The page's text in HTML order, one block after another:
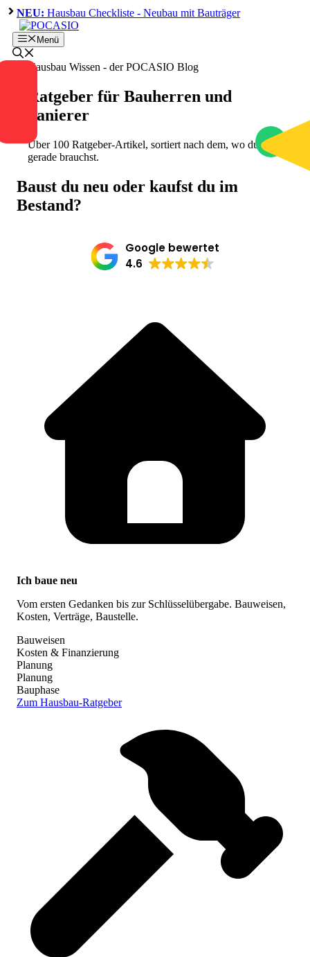
Zum
Inhalt
springen
NEU: Hausbau Checkliste - Neubau mit Bauträger
Menü
Ratgeber für Bauherren und
Sanierer
Über 100 Ratgeber-Artikel, sortiert nach dem, wo du
gerade brauchst.
Baust du neu oder kaufst du im
Bestand?
Google bewertet
4.6
Ich baue neu
Vom ersten Gedanken bis zur Schlüsselübergabe. Bauweisen,
Kosten, Verträge, Baustelle.
Bauweisen
Kosten & Finanzierung
Planung
Planung
Bauphase
Zum Hausbau-Ratgeber